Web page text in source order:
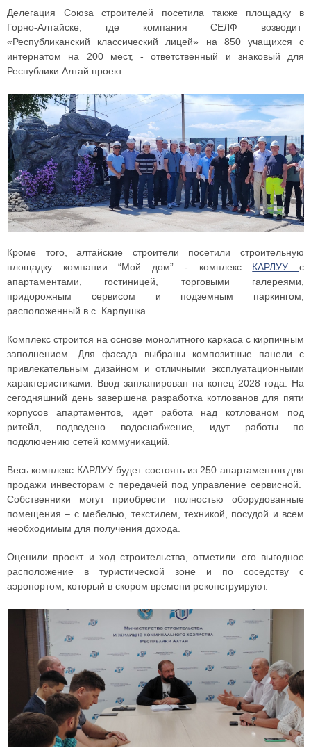
Делегация Союза строителей посетила также площадку в
Горно-Алтайске, где компания СЕЛФ возводит
«Республиканский классический лицей» на 850 учащихся c
интернатом на 200 мест, - ответственный и знаковый для
Республики Алтай проект.
Кроме того, алтайские строители посетили строительную
площадку компании “Мой дом” - комплекс КАРЛУУс
апартаментами, гостиницей, торговыми галереями,
придорожным сервисом и подземным паркингом,
расположенный в с. Карлушка.
Комплекс строится на основе монолитного каркаса с кирпичным
заполнением. Для фасада выбраны композитные панели с
привлекательным дизайном и отличными эксплуатационными
характеристиками. Ввод запланирован на конец 2028 года. На
сегодняшний день завершена разработка котлованов для пяти
корпусов апартаментов, идет работа над котлованом под
ритейл, подведено водоснабжение, идут работы по
подключению сетей коммуникаций.
Весь комплекс КАРЛУУ будет состоять из 250 апартаментов для
продажи инвесторам с передачей под управление сервисной.
Собственники могут приобрести полностью оборудованные
помещения – с мебелью, текстилем, техникой, посудой и всем
необходимым для получения дохода.
Оценили проект и ход строительства, отметили его выгодное
расположение в туристической зоне и по соседству с
аэропортом, который в скором времени реконструируют.